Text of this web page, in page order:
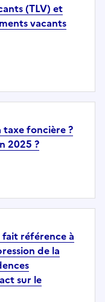
(TLV) et
vacants
taxe foncière ?
2025 ?
référence à
de la
sur le